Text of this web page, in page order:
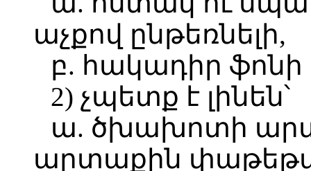
աչքով ընթեռնելի,
բ. հակադիր ֆոնի
2) չպետք է լինեն՝
ա. ծխախոտի
արտաքին